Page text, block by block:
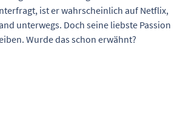
ist er wahrscheinlich auf Netflix,
unterwegs. Doch seine liebste Passion
Wurde das schon erwähnt?